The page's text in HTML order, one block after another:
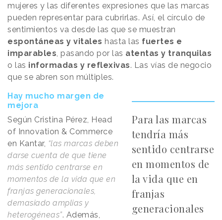
mujeres y las diferentes expresiones que las marcas
pueden representar para cubrirlas. Así, el círculo de
sentimientos va desde las que se muestran
espontáneas y vitales hasta las fuertes e
imparables, pasando por las atentas y tranquilas
o las informadas y reflexivas. Las vías de negocio
que se abren son múltiples.
Para las marcas
tendría más
sentido centrarse
en momentos de
la vida que en
franjas
generacionales
Hay mucho margen de
mejora
Según Cristina Pérez, Head
of Innovation & Commerce
en Kantar, “las marcas deben
darse cuenta de que tiene
más sentido centrarse en
momentos de la vida que en
franjas generacionales,
demasiado amplias y
heterogéneas”. Además,